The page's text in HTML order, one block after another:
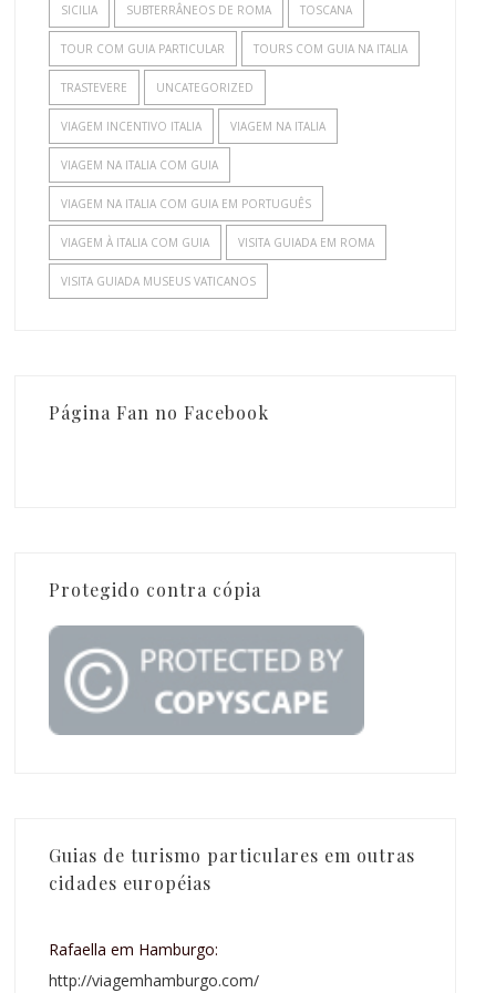
SICILIA SUBTERRÂNEOS DE ROMA TOSCANA
TOUR COM GUIA PARTICULAR TOURS COM GUIA NA ITALIA
TRASTEVERE UNCATEGORIZED
VIAGEM INCENTIVO ITALIA VIAGEM NA ITALIA
VIAGEM NA ITALIA COM GUIA
VIAGEM NA ITALIA COM GUIA EM PORTUGUÊS
VIAGEM À ITALIA COM GUIA VISITA GUIADA EM ROMA
VISITA GUIADA MUSEUS VATICANOS
Página Fan no Facebook
Protegido contra cópia
Guias de turismo particulares em outras
cidades européias
Rafaella em Hamburgo:
http://viagemhamburgo.com/